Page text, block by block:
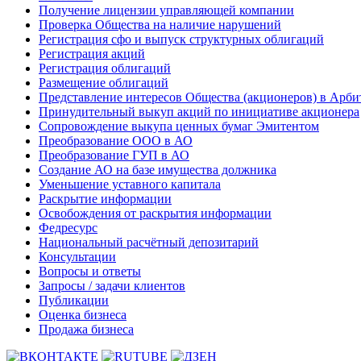
Получение лицензии управляющей компании
Проверка Общества на наличие нарушений
Регистрация сфо и выпуск структурных облигаций
Регистрация акций
Регистрация облигаций
Размещение облигаций
Представление интересов Общества (акционеров) в
Принудительный выкуп акций по инициативе акционера
Сопровождение выкупа ценных бумаг Эмитентом
Преобразование ООО в АО
Преобразование ГУП в АО
Создание АО на базе имущества должника
Уменьшение уставного капитала
Раскрытие информации
Освобождения от раскрытия информации
Федресурс
Национальный расчётный депозитарий
Консультации
Вопросы и ответы
Запросы / задачи клиентов
Публикации
Оценка бизнеса
Продажа бизнеса